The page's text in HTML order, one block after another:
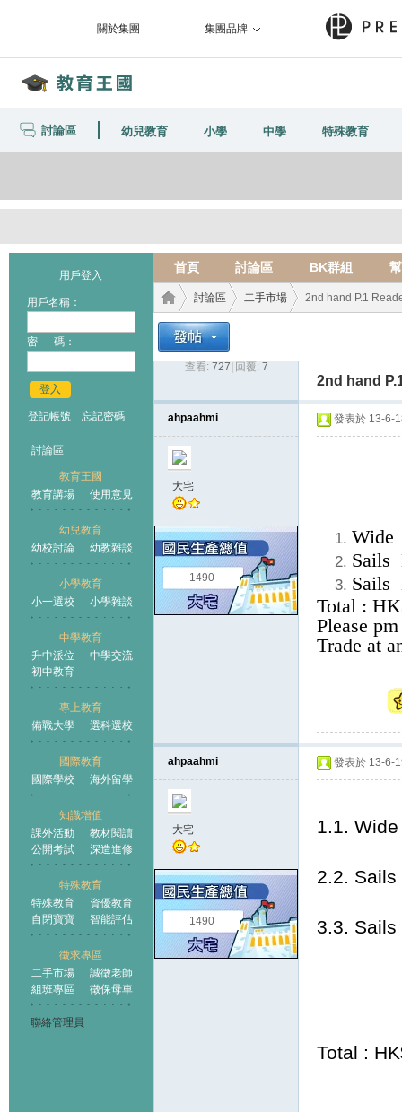
關於集團 集團品牌
討論區 幼兒教育 小學 中學 特殊教育
用戶登入
用戶名稱：
密 碼：
登入
登記帳號 忘記密碼
討論區
教育王國
教育講場
使用意見
幼兒教育
幼校討論
幼教雜談
小學教育
小一選校
小學雜談
中學教育
升中派位
中學交流
初中教育
專上教育
備戰大學
選科選校
國際教育
國際學校
海外留學
知識增值
課外活動
教材閱讀
公開考試
深造進修
特殊教育
特殊教育
資優教育
自閉寶寶
智能評估
徵求專區
二手市場
誠徵老師
組班專區
徵保母車
聯絡管理員
首頁 討論區 BK群組
王國
討論區
›
二手市場 2nd hand P.1
查看: 727 回覆: 7
2nd hand
ahpaahmi
大宅
1490
發表於 13-6-
Wide
Sails
Sails
Total :
Please
Trade at
ahpaahmi
大宅
1490
發表於 13-6-
1.1.
2.2.
3.3.
Total :